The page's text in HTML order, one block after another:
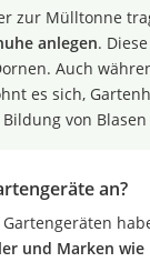
zur Mülltonne
anlegen.
Auch
es sich,
von
an?
und Marken wie